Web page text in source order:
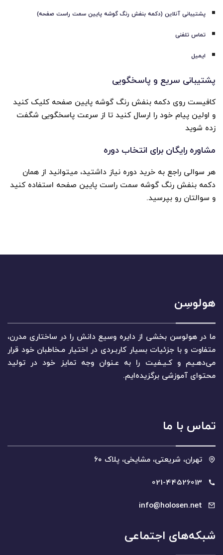
پشتیبانی آنلاین (دکمه بنفش رنگ گوشه پایین سمت راست صفحه)
تماس تلفنی
ایمیل
پشتیبانی سریع و پاسخگویی
کافیست روی دکمه بنفش رنگ گوشه پایین صفحه کلیک کنید
و اولین پیام خود را ارسال کنید تا از سرعت پاسخگویی شگفت
زده شوید
مشاوره رایگان برای انتخاب دوره
هر سوالی راجع به خرید دوره نیاز داشتید، میتوانید از همان
دکمه بنفش رنگ گوشه سمت راست پایین صفحه استفاده کنید
و سوالتان رو بپرسید.
هولوسِن
ما در هولوسن بخشی از دایره وسیع دانش را در ساختاری مدرن،
متفاوت و با جزئیات بسیار کاربـردی در اختیار مـخاطبان خود قرار
می‌دهـیم و کـیـفیت را به عـنوان وجه تمایز خود در تولید
محتوای آموزشی برگزیده‌ایم.
تماس با ما
تھران، شریعتی، مشایخی، پلاک ۶۰
021-44526013
info@holosen.net
شبکه‌های اجتماعی